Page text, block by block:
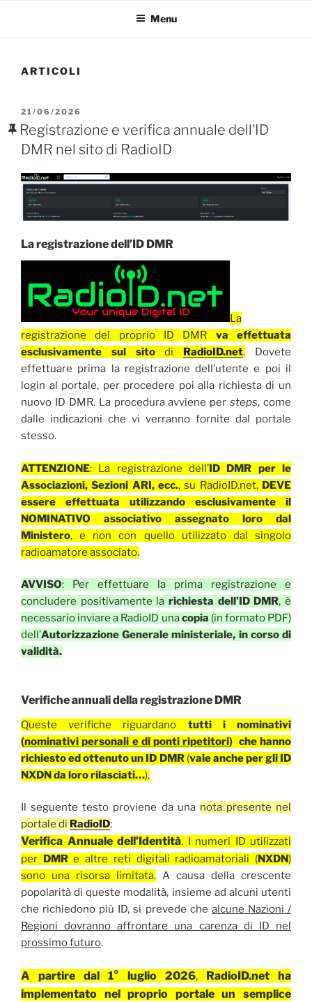
Menu
ARTICOLI
PUBBLICATO
IL
21/06/2026
Registrazione e verifica annuale dell’ID
DMR nel sito di RadioID
La registrazione dell’ID DMR
La
registrazione del proprio ID DMR va effettuata
esclusivamente sul sitodi RadioID.net. Dovete
effettuare prima la registrazione dell’utente e poi il
login al portale, per procedere poi alla richiesta di un
nuovo ID DMR. La procedura avviene persteps, come
dalle indicazioni che vi verranno fornite dal portale
stesso.
ATTENZIONE: La registrazione dell’ID DMR per le
Associazioni, Sezioni ARI, ecc., su RadioID.net, DEVE
essere effettuata utilizzando esclusivamente il
NOMINATIVO associativo assegnato loro dal
Ministero, e non con quello utilizzato dal singolo
radioamatore associato.
AVVISO: Per effettuare la prima registrazione e
concludere positivamente la richiesta dell’ID DMR, è
necessario inviare a RadioID unacopia (in formato PDF)
dell’Autorizzazione Generale ministeriale, in corso di
validità.
Verifiche annuali della registrazione DMR
Queste verifiche riguardano tutti i nominativi
(nominativi personali e di ponti ripetitori) che hanno
richiesto ed ottenuto un ID DMR(vale anche per gli ID
NXDN da loro rilasciati…).
Il seguente testo proviene da una nota presente nel
portale di RadioID:
Verifica Annuale dell’Identità. I numeri ID utilizzati
per
DMRe altre reti digitali radioamatoriali (NXDN)
sono una risorsa limitata. A causa della crescente
popolarità di queste modalità, insieme ad alcuni utenti
che richiedono più ID, si prevede che alcune Nazioni /
Regioni dovranno affrontare una carenza di ID nel
prossimo futuro.
A partire dal 1° luglio 2026, RadioID.net ha
implementato nel proprio portale un semplice